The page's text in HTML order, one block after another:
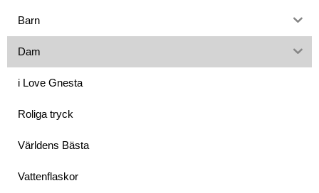
Barn
Dam
i Love Gnesta
Roliga tryck
Världens Bästa
Vattenflaskor